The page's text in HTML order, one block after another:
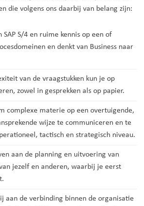
die volgens ons daarbij van belang zijn:
SAP S/4 en ruime kennis op een of
en denkt van Business naar
van de vraagstukken kun je op
zowel in gesprekken als op papier.
complexe materie op een overtuigende,
wijze te communiceren en te
tactisch en strategisch niveau.
aan de planning en uitvoering van
jezelf en anderen, waarbij je eerst
aan de verbinding binnen de organisatie